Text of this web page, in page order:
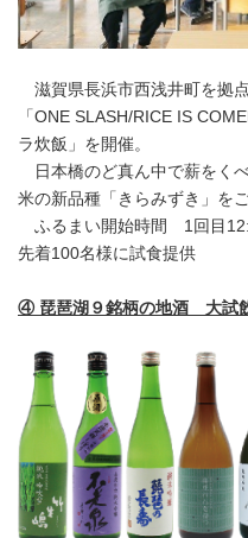
滋賀県長浜市西浅井町を拠
「ONE SLASH/RICE IS
ラ炊飯」を開催。
日本橋のど真ん中で薪をく
米の新品種「きらみずき」を
ふるまい開始時間 1回目
先着100名様に試食提供
④ 琵琶湖９銘柄の地酒 大試